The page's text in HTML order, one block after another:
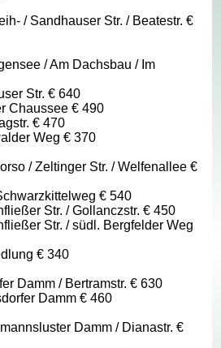
/ Sandhauser Str. / Beatestr. €
/ Am Dachsbau / Im
Str. € 640
Chaussee € 490
€ 470
Weg € 370
/ Zeltinger Str. / Welfenallee €
€ 540
Str. / Gollanczstr. € 450
Str. / südl. Bergfelder Weg
€ 340
Damm / Bertramstr. € 630
Damm € 460
Damm / Dianastr. €